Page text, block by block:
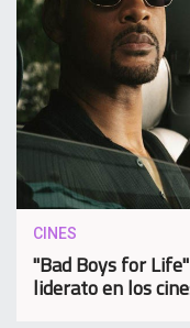
CINES
"Bad Boys for
liderato en los